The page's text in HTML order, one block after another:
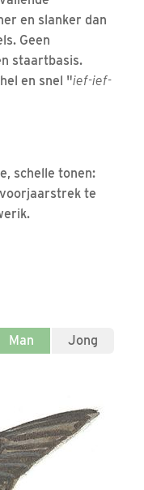
en slanker dan
Geen
staartbasis.
en snel "ief-ief-
schelle tonen:
te
Man Jong